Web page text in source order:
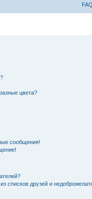
FAQ
цвета?
сообщения!
списков друзей и